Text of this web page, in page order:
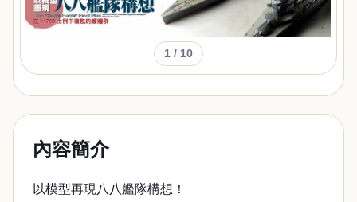
1 / 10
內容簡介
以模型再現八八艦隊構想！